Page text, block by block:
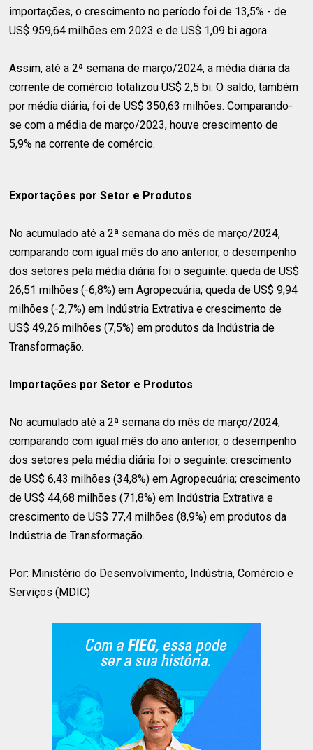
importações, o crescimento no período foi de 13,5% - de
US$ 959,64 milhões em 2023 e de US$ 1,09 bi agora.
Assim, até a 2ª semana de março/2024, a média diária da
corrente de comércio totalizou US$ 2,5 bi. O saldo, também
por média diária, foi de US$ 350,63 milhões. Comparando-
se com a média de março/2023, houve crescimento de
5,9% na corrente de comércio.
Exportações por Setor e Produtos
No acumulado até a 2ª semana do mês de março/2024,
comparando com igual mês do ano anterior, o desempenho
dos setores pela média diária foi o seguinte: queda de US$
26,51 milhões (-6,8%) em Agropecuária; queda de US$ 9,94
milhões (-2,7%) em Indústria Extrativa e crescimento de
US$ 49,26 milhões (7,5%) em produtos da Indústria de
Transformação.
Importações por Setor e Produtos
No acumulado até a 2ª semana do mês de março/2024,
comparando com igual mês do ano anterior, o desempenho
dos setores pela média diária foi o seguinte: crescimento
de US$ 6,43 milhões (34,8%) em Agropecuária; crescimento
de US$ 44,68 milhões (71,8%) em Indústria Extrativa e
crescimento de US$ 77,4 milhões (8,9%) em produtos da
Indústria de Transformação.
Por: Ministério do Desenvolvimento, Indústria, Comércio e
Serviços (MDIC)